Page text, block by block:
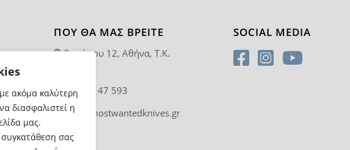
ακόμα καλύτερη
διασφαλιστεί η
μας.
σας
ΠΟΥ ΘΑ ΜΑΣ ΒΡΕΊΤΕ
Θαρύπου 12, Αθήνα, T.K.
210 92 47 593
info@mostwantedknives.gr
SOCIAL MEDIA